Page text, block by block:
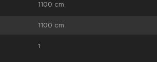
1100 cm
1100 cm
1